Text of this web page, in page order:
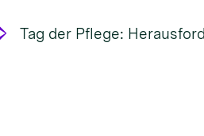
Tag der Pflege: